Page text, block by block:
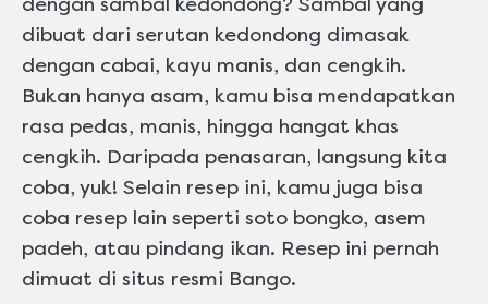
dibuat dari serutan kedondong dimasak
dengan cabai, kayu manis, dan cengkih.
Bukan hanya asam, kamu bisa mendapatkan
rasa pedas, manis, hingga hangat khas
cengkih. Daripada penasaran, langsung kita
coba, yuk! Selain resep ini, kamu juga bisa
coba resep lain seperti soto bongko, asem
padeh, atau pindang ikan. Resep ini pernah
dimuat di situs resmi Bango.